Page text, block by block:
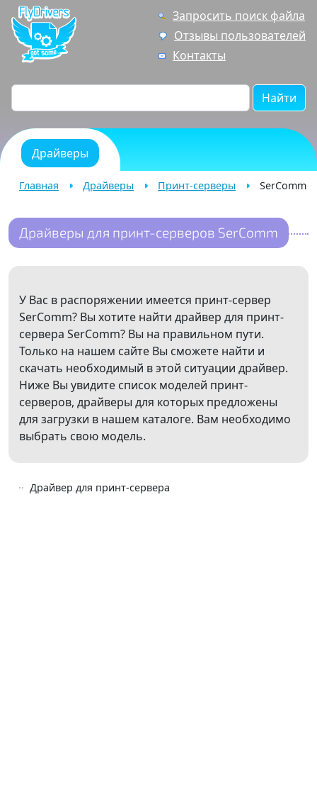
Запросить поиск файла
Отзывы пользователей
Контакты
Найти
Драйверы
Главная Драйверы Принт-серверы SerComm
Драйверы для принт-серверов SerComm
У Вас в распоряжении имеется принт-сервер
SerComm? Вы хотите найти драйвер для принт-
сервера SerComm? Вы на правильном пути.
Только на нашем сайте Вы сможете найти и
скачать необходимый в этой ситуации драйвер.
Ниже Вы увидите список моделей принт-
серверов, драйверы для которых предложены
для загрузки в нашем каталоге. Вам необходимо
выбрать свою модель.
Драйвер для принт-сервера